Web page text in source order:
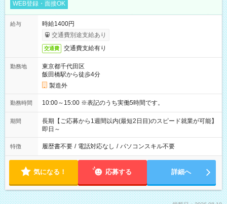
WEB登録・面接OK
給与
時給1400円
交通費別途支給あり
交通費 交通費支給有り
勤務地
東京都千代田区
飯田橋駅から徒歩4分
製造外
勤務時間 10:00～15:00 ※表記のうち実働5時間です。
期間
長期【ご応募から1週間以内(最短2日目)のスピード就業が可能】
即日～
特徴 履歴書不要 / 電話対応なし / パソコンスキル不要
気になる！ 応募する 詳細へ